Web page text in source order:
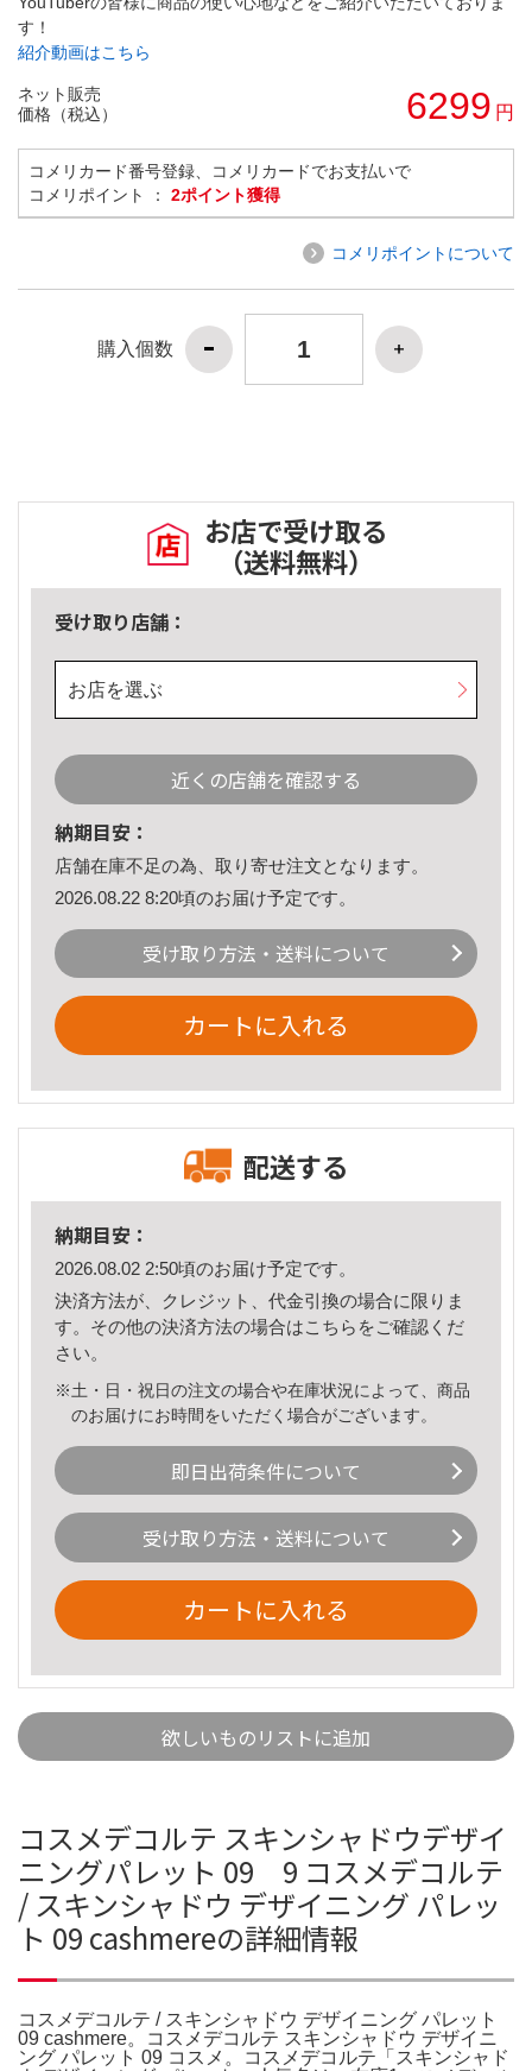
す！
紹介動画はこちら
ネット販売
価格（税込）
6299 円
コメリカード番号登録、コメリカードでお支払いで
コメリポイント ： 2ポイント獲得
コメリポイントについて
購入個数
お店で受け取る
（送料無料）
受け取り店舗：
お店を選ぶ
近くの店舗を確認する
納期目安：
店舗在庫不足の為、取り寄せ注文となります。
2026.08.22 8:20頃のお届け予定です。
受け取り方法・送料について
カートに入れる
配送する
納期目安：
2026.08.02 2:50頃のお届け予定です。
決済方法が、クレジット、代金引換の場合に限りま
す。その他の決済方法の場合はこちら をご確認くだ
さい。
※土・日・祝日の注文の場合や在庫状況によって、商品
のお届けにお時間をいただく場合がございます。
即日出荷条件について
受け取り方法・送料について
カートに入れる
欲しいものリストに追加
コスメデコルテ スキンシャドウデザイ
ニングパレット 09 9 コスメデコルテ
/ スキンシャドウ デザイニング パレッ
ト 09 cashmereの詳細情報
コスメデコルテ / スキンシャドウ デザイニング パレット
09 cashmere。コスメデコルテ スキンシャドウ デザイニ
ング パレット 09 コスメ。コスメデコルテ「スキンシャド